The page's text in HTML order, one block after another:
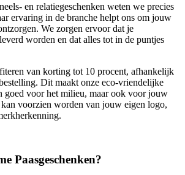
en relatiegeschenken weten we precies
ervaring in de branche helpt ons om jouw
We zorgen ervoor dat je
worden en dat alles tot in de puntjes
van korting tot 10 procent, afhankelijk
Dit maakt onze eco-vriendelijke
goed voor het milieu, maar ook voor jouw
voorzien worden van jouw eigen logo,
Paasgeschenken?